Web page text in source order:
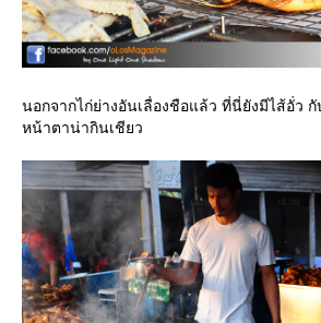
นอกจากไก่ย่างอันเลื่องชือแล้ว ที่นี่ยังมีไส้อั่ว
หน้าตาน่ากินเชียว